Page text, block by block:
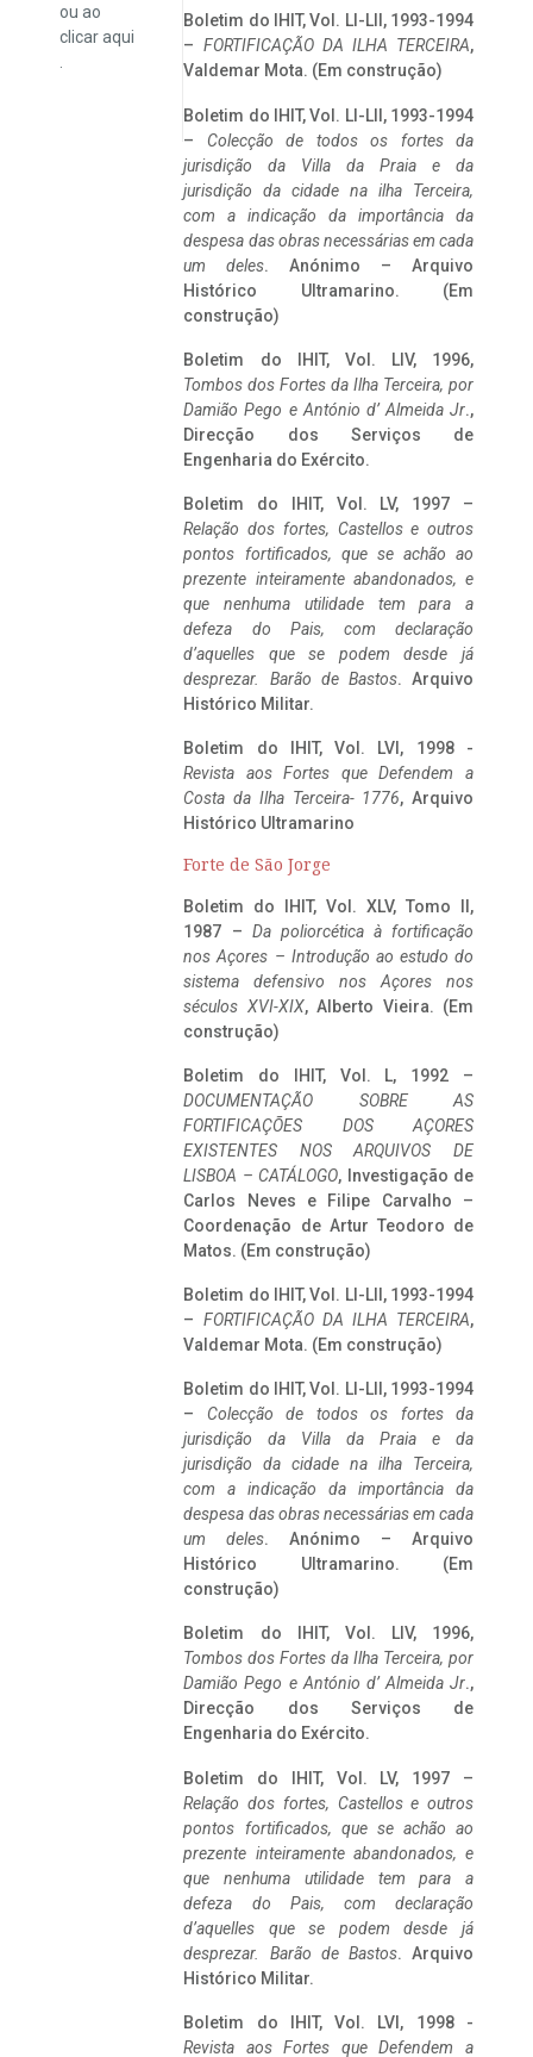
ou ao
clicaraqui
Boletim do IHIT, Vol. LI-LII, 1993-1994
– FORTIFICAÇÃO DA ILHA TERCEIRA,
Valdemar Mota. (Em construção)
Boletim do IHIT, Vol. LI-LII, 1993-1994
– Colecção de todos os fortes da
jurisdição da Villa da Praia e da
jurisdição da cidade na ilha Terceira,
com a indicação da importância da
despesa das obras necessárias em cada
um deles. Anónimo – Arquivo
Histórico Ultramarino. (Em
construção)
Boletim do IHIT, Vol. LIV, 1996,
Tombos dos Fortes da Ilha Terceira, por
Damião Pego e António d’ Almeida Jr.,
Direcção dos Serviços de
Engenharia do Exército.
Boletim do IHIT, Vol. LV, 1997 –
Relação dos fortes, Castellos e outros
pontos fortificados, que se achão ao
prezente inteiramente abandonados, e
que nenhuma utilidade tem para a
defeza do Pais, com declaração
d’aquelles que se podem desde já
desprezar. Barão de Bastos. Arquivo
Histórico Militar.
Boletim do IHIT, Vol. LVI, 1998 -
Revista aos Fortes que Defendem a
Costa da Ilha Terceira- 1776, Arquivo
Histórico Ultramarino
Forte de São Jorge
Boletim do IHIT, Vol. XLV, Tomo II,
1987 – Da poliorcética à fortificação
nos Açores – Introdução ao estudo do
sistema defensivo nos Açores nos
séculos XVI-XIX, Alberto Vieira. (Em
construção)
Boletim do IHIT, Vol. L, 1992 –
DOCUMENTAÇÃO SOBRE AS
FORTIFICAÇÕES DOS AÇORES
EXISTENTES NOS ARQUIVOS DE
LISBOA – CATÁLOGO, Investigação de
Carlos Neves e Filipe Carvalho –
Coordenação de Artur Teodoro de
Matos. (Em construção)
Boletim do IHIT, Vol. LI-LII, 1993-1994
– FORTIFICAÇÃO DA ILHA TERCEIRA,
Valdemar Mota. (Em construção)
Boletim do IHIT, Vol. LI-LII, 1993-1994
– Colecção de todos os fortes da
jurisdição da Villa da Praia e da
jurisdição da cidade na ilha Terceira,
com a indicação da importância da
despesa das obras necessárias em cada
um deles. Anónimo – Arquivo
Histórico Ultramarino. (Em
construção)
Boletim do IHIT, Vol. LIV, 1996,
Tombos dos Fortes da Ilha Terceira, por
Damião Pego e António d’ Almeida Jr.,
Direcção dos Serviços de
Engenharia do Exército.
Boletim do IHIT, Vol. LV, 1997 –
Relação dos fortes, Castellos e outros
pontos fortificados, que se achão ao
prezente inteiramente abandonados, e
que nenhuma utilidade tem para a
defeza do Pais, com declaração
d’aquelles que se podem desde já
desprezar. Barão de Bastos. Arquivo
Histórico Militar.
Boletim do IHIT, Vol. LVI, 1998 -
Revista aos Fortes que Defendem a